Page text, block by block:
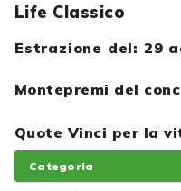
Life Classico
Estrazione del: 29
Montepremi del
Quote Vinci per la
Categoria